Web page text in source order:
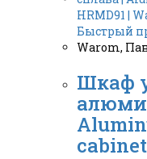
Быстрый
Warom,
Шкаф